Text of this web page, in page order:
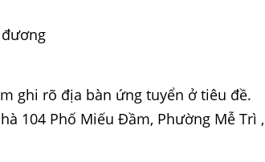
ghi rõ địa bàn ứng tuyển ở tiêu đề.
104 Phố Miếu Đầm, Phường Mễ Trì